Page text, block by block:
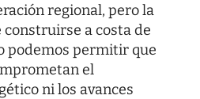
regional, pero la
a costa de
podemos permitir que
el
ni los avances